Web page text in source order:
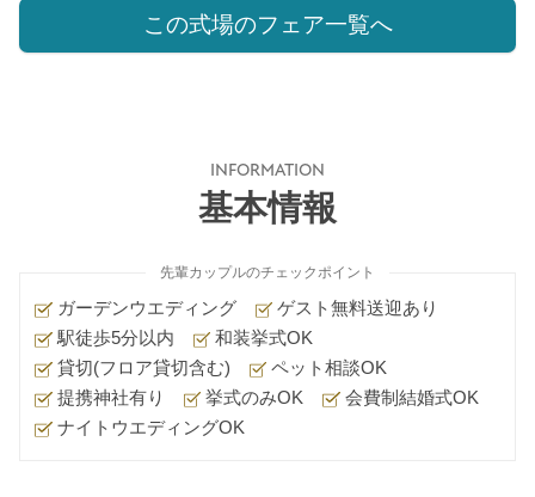
この式場のフェア一覧へ
INFORMATION
基本情報
先輩カップルのチェックポイント
ガーデンウエディング
ゲスト無料送迎あり
駅徒歩5分以内
和装挙式OK
貸切(フロア貸切含む)
ペット相談OK
提携神社有り
挙式のみOK
会費制結婚式OK
ナイトウエディングOK